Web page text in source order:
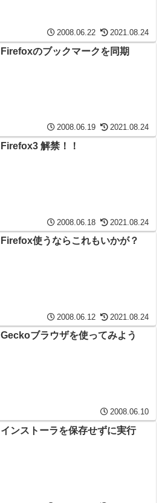
2008.06.22 2021.08.24
Firefoxのブックマークを同期
2008.06.19 2021.08.24
Firefox3 解禁！！
2008.06.18 2021.08.24
Firefox使うならこれもいかが？
2008.06.12 2021.08.24
Geckoブラウザを使ってみよう
2008.06.10
インストーラを保存せずに実行